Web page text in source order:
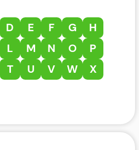
D E F G
H
L M N O
P
T U V W
X